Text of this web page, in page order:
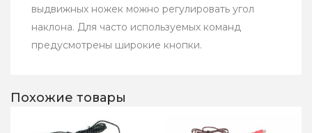
выдвижных ножек можно регулировать угол
наклона. Для часто используемых команд
предусмотрены широкие кнопки.
Похожие товары